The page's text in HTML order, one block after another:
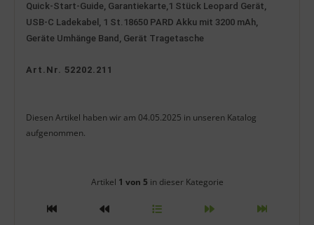
Quick-Start-Guide, Garantiekarte,1 Stück Leopard Gerät,
USB-C Ladekabel, 1 St.18650 PARD Akku mit 3200 mAh,
Geräte Umhänge Band, Gerät Tragetasche
Art.Nr. 52202.211
Diesen Artikel haben wir am 04.05.2025 in unseren Katalog
aufgenommen.
Artikelnavigation innerhalb
Artikel 1 von 5 in dieser Kategorie